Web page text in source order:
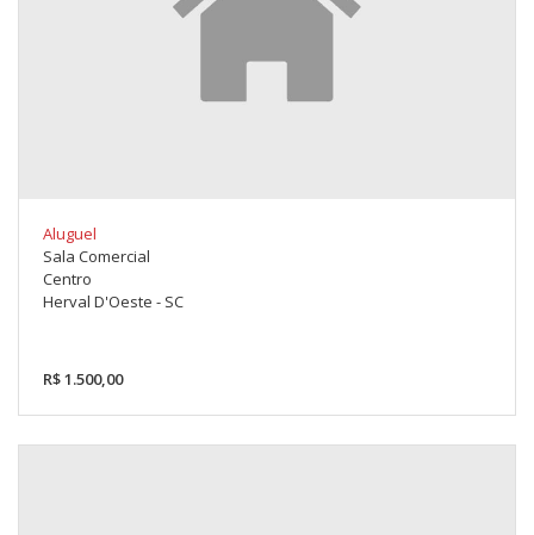
Aluguel
Sala Comercial
Centro
Herval D'Oeste - SC
R$ 1.500,00